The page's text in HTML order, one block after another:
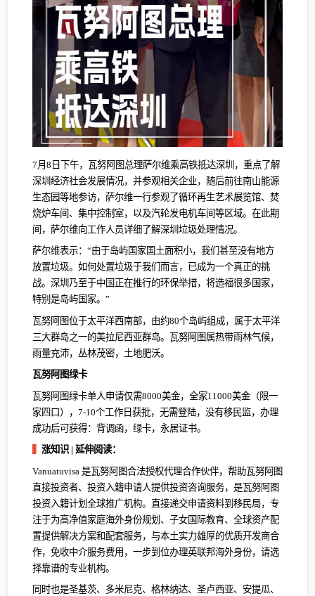
7月8日下午，瓦努阿图总理萨尔维乘高铁抵达深圳，重点了解
深圳经济社会发展情况，并参观相关企业，随后前往南山能源
生态园等地参访，萨尔维一行参观了循环再生艺术展览馆、焚
烧炉车间、集中控制室，以及汽轮发电机车间等区域。在此期
间，萨尔维向工作人员详细了解深圳垃圾处理情况。
萨尔维表示：“由于岛屿国家国土面积小，我们甚至没有地方
放置垃圾。如何处置垃圾于我们而言，已成为一个真正的挑
战。深圳乃至于中国正在推行的环保举措，将造福很多国家，
特别是岛屿国家。”
瓦努阿图位于太平洋西南部，由约80个岛屿组成，属于太平洋
三大群岛之一的美拉尼西亚群岛。瓦努阿图属热带雨林气候，
雨量充沛，丛林茂密，土地肥沃。
瓦努阿图绿卡
瓦努阿图绿卡单人申请仅需8000美金，全家11000美金（限一
家四口），7-10个工作日获批，无需登陆，没有移民监，办理
成功后可获得：背调函，绿卡，永居证书。
涨知识 | 延伸阅读：
Vanuatuvisa 是瓦努阿图合法授权代理合作伙伴，帮助瓦努阿图
直接投资者、投资入籍申请人提供投资咨询服务，是瓦努阿图
投资入籍计划全球推广机构。直接递交申请资料到移民局，专
注于为高净值家庭海外身份规划、子女国际教育、全球资产配
置提供解决方案和配套服务，与本土实力雄厚的优质开发商合
作，免收中介服务费用，一步到位办理英联邦海外身份，请选
择靠谱的专业机构。
同时也是圣基茨、多米尼克、格林纳达、圣卢西亚、安提瓜、